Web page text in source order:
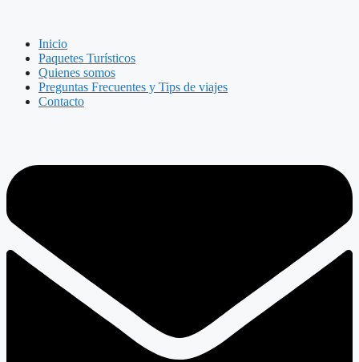
Inicio
Paquetes Turísticos
Quienes somos
Preguntas Frecuentes y Tips de viajes
Contacto